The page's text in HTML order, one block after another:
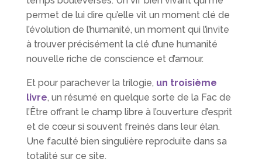
permet de lui dire qu’elle vit un moment clé de
l’évolution de l’humanité, un moment qui l’invite
à trouver précisément la clé d’une humanité
nouvelle riche de conscience et d’amour.
Et pour parachever la trilogie, un troisième
livre, un résumé en quelque sorte de la Fac de
l’Être offrant le champ libre à l’ouverture d’esprit
et de cœur si souvent freinés dans leur élan.
Une faculté bien singulière reproduite dans sa
totalité sur ce site.